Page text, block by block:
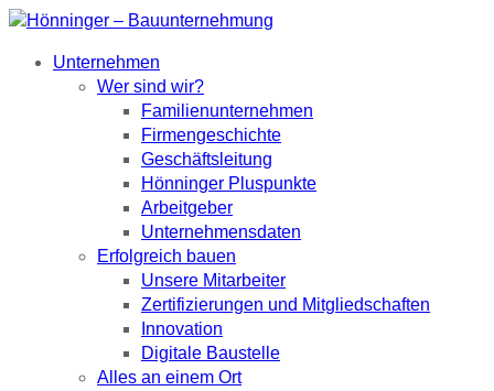
Unternehmen
Wer sind wir?
Familienunternehmen
Firmengeschichte
Geschäftsleitung
Hönninger Pluspunkte
Arbeitgeber
Unternehmensdaten
Erfolgreich bauen
Unsere Mitarbeiter
Zertifizierungen und Mitgliedschaften
Innovation
Digitale Baustelle
Alles an einem Ort